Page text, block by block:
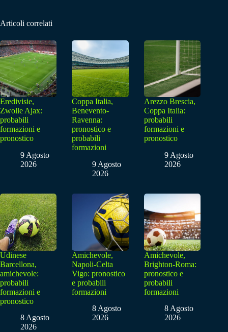
Articoli correlati
Eredivisie,
Zwolle Ajax:
probabili
formazioni e
pronostico
9 Agosto
2026
Coppa Italia,
Benevento-
Ravenna:
pronostico e
probabili
formazioni
9 Agosto
2026
Arezzo Brescia,
Coppa Italia:
probabili
formazioni e
pronostico
9 Agosto
2026
Udinese
Barcellona,
amichevole:
probabili
formazioni e
pronostico
8 Agosto
2026
Amichevole,
Napoli-Celta
Vigo: pronostico
e probabili
formazioni
8 Agosto
2026
Amichevole,
Brighton-Roma:
pronostico e
probabili
formazioni
8 Agosto
2026